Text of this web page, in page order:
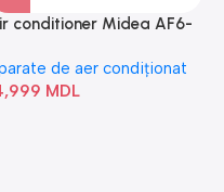
conditioner Midea AF6-
de aer condiționat
MDL